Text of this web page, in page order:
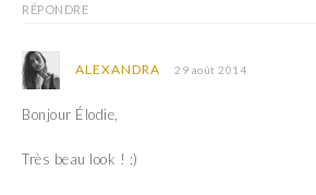
RÉPONDRE
ALEXANDRA 29 août 2014
Bonjour Élodie,
Très beau look ! :)